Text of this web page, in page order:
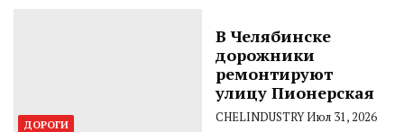
ДОРОГИ
В Челябинске
дорожники
ремонтируют
улицу Пионерская
CHELINDUSTRYИюл 31, 2026